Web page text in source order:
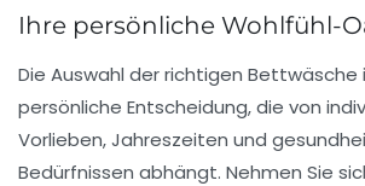
Ihre persönliche Wohlfühl-
Die Auswahl der richtigen Bettwäsche
persönliche Entscheidung, die von
Vorlieben, Jahreszeiten und
Bedürfnissen abhängt. Nehmen Sie